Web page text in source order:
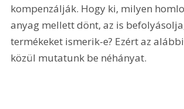
kompenzálják. Hogy ki, milyen
anyag mellett dönt, az is
termékeket ismerik-e? Ezért az
közül mutatunk be néhányat.